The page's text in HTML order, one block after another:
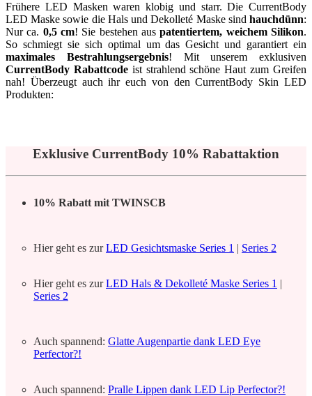
Frühere LED Masken waren klobig und starr. Die CurrentBody
LED Maske sowie die Hals und Dekolleté Maske sind hauchdünn:
Nur ca. 0,5 cm! Sie bestehen auspatentiertem, weichem Silikon.
So schmiegt sie sich optimal um das Gesicht und garantiert ein
maximales Bestrahlungsergebnis! Mit unserem exklusiven
CurrentBody Rabattcodeist strahlend schöne Haut zum Greifen
nah! Überzeugt auch ihr euch von den CurrentBody Skin LED
Produkten:
Exklusive CurrentBody 10% Rabattaktion
10% Rabatt mit TWINSCB
Hier geht es zurLED Gesichtsmaske Series 1 | Series 2
Hier geht es zurLED Hals & Dekolleté Maske Series 1 |
Series 2
Auch spannend: Glatte Augenpartie dank LED Eye
Perfector?!
Auch spannend: Pralle Lippen dank LED Lip Perfector?!